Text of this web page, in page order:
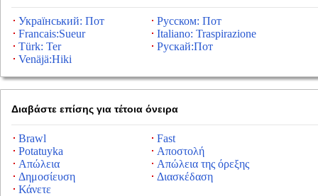
Український: Пот
Русском: Пот
Francais:Sueur
Italiano: Traspirazione
Türk: Ter
Рускай:Пот
Venäjä:Hiki
Διαβάστε επίσης για τέτοια όνειρα
Brawl
Fast
Potatuyka
Αποστολή
Απώλεια
Απώλεια της όρεξης
Δημοσίευση
Διασκέδαση
Κάνετε